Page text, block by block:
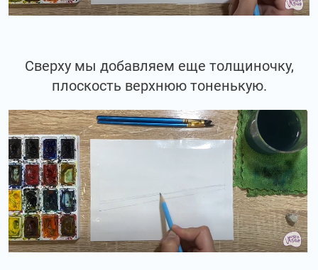
Сверху мы добавляем еще толщиночку,
плоскость верхнюю тоненькую.